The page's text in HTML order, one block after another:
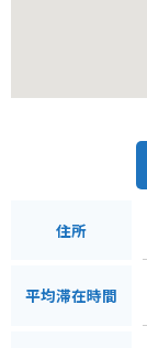
住所
平均滞在時間